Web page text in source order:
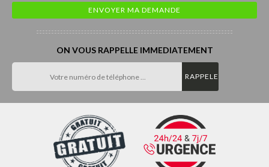
ON VOUS RAPPELLE IMMEDIATEMENT